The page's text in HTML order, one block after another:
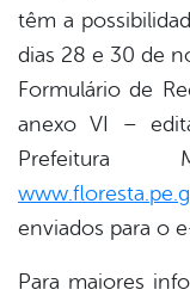
têm a
dias 28 e 30 de
Formulário de
anexo VI –
Prefeitura
enviados para o
Para maiores